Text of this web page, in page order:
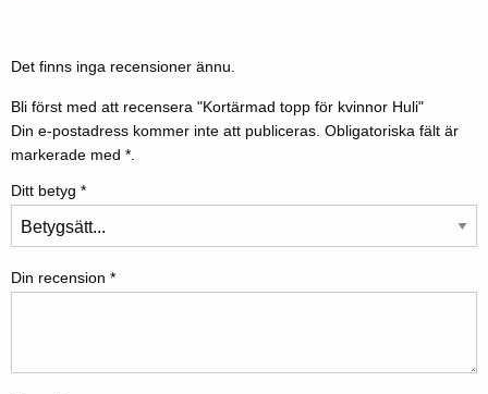
Det finns inga recensioner ännu.
Bli först med att recensera "Kortärmad topp för kvinnor Huli"
Din e-postadress kommer inte att publiceras. Obligatoriska fält är
markerade med *.
Ditt betyg *
Din recension *